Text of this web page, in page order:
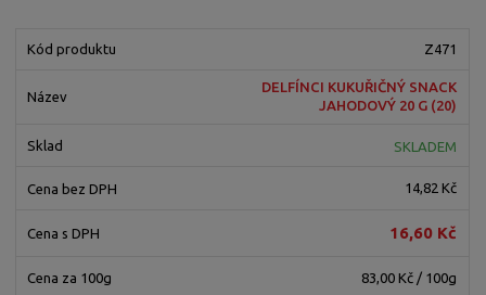
Z471
DELFÍNCI KUKUŘIČNÝ SNACK
JAHODOVÝ 20 G (20)
SKLADEM
14,82 Kč
16,60 Kč
83,00 Kč / 100g